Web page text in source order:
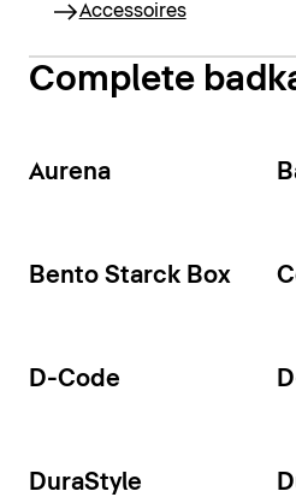
Accessoires
Complete
Aurena
Bento Starck Box
D-Code
DuraStyle